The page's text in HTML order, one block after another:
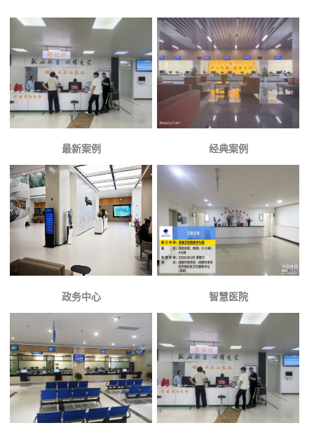
最新案例 经典案例
政务中心 智慧医院